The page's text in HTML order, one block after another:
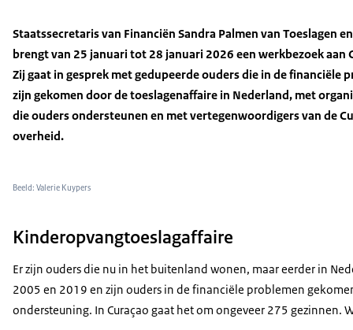
Staatssecretaris van Financiën Sandra Palmen van Toeslagen
brengt van 25 januari tot 28 januari 2026 een werkbezoek aan
Zij gaat in gesprek met gedupeerde ouders die in de financiële
zijn gekomen door de toeslagenaffaire in Nederland, met
die ouders ondersteunen en met vertegenwoordigers van de
overheid.
Beeld: Valerie Kuypers
Kinderopvangtoeslagaffaire
Er zijn ouders die nu in het buitenland wonen, maar eerder in
2005 en 2019 en zijn ouders in de financiële problemen
ondersteuning. In Curaçao gaat het om ongeveer 275